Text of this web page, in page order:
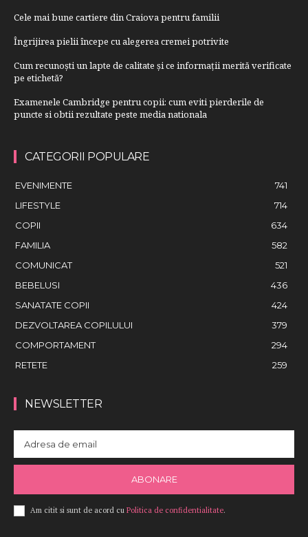
Cele mai bune cartiere din Craiova pentru familii
Îngrijirea pielii începe cu alegerea cremei potrivite
Cum recunoști un lapte de calitate și ce informații merită verificate
pe etichetă?
Examenele Cambridge pentru copii: cum eviti pierderile de
puncte si obtii rezultate peste media nationala
CATEGORII POPULARE
EVENIMENTE
741
LIFESTYLE
714
COPII
634
FAMILIA
582
COMUNICAT
521
BEBELUSI
436
SANATATE COPII
424
DEZVOLTAREA COPILULUI
379
COMPORTAMENT
294
RETETE
259
NEWSLETTER
ABONARE
Am citit si sunt de acord cu Politica de confidentialitate.